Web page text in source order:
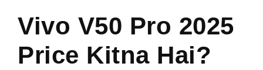
Vivo V50 Pro 2025
Price Kitna Hai?